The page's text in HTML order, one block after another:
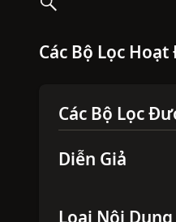
Các Bộ Lọc
Các Bộ Lọc
Diễn Giả
Loại Nội Dung